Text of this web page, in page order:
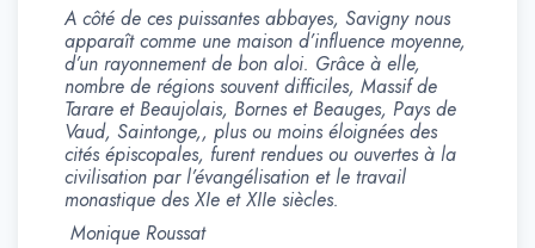
A côté de ces puissantes abbayes, Savigny nous
apparaît comme une maison d’influence moyenne,
d’un rayonnement de bon aloi. Grâce à elle,
nombre de régions souvent difficiles, Massif de
Tarare et Beaujolais, Bornes et Beauges, Pays de
Vaud, Saintonge,, plus ou moins éloignées des
cités épiscopales, furent rendues ou ouvertes à la
civilisation par l’évangélisation et le travail
monastique des XIe et XIIe siècles.
Monique Roussat